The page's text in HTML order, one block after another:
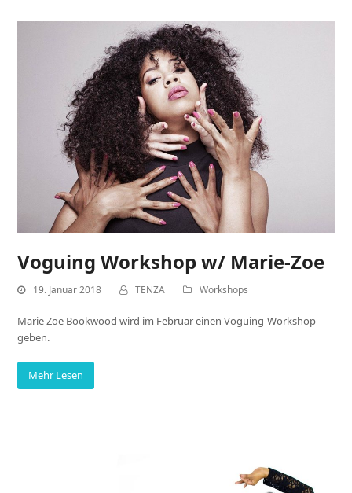
Voguing Workshop w/ Marie-Zoe
19. Januar 2018 TENZA Workshops
Marie Zoe Bookwood wird im Februar einen Voguing-Workshop
geben.
Mehr Lesen